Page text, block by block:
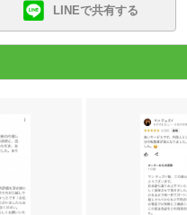
LINEで共有する